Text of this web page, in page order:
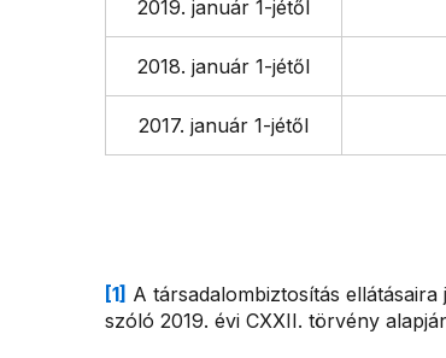
2019. január 1-jétől
2018. január 1-jétől
2017. január 1-jétől
[1] A társadalombiztosítás
szóló 2019. évi CXXII. törvény